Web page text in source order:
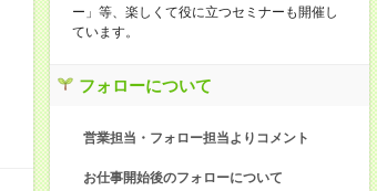
ー」等、楽しくて役に立つセミナーも開催し
ています。
フォローについて
営業担当・フォロー担当よりコメント
お仕事開始後のフォローについて